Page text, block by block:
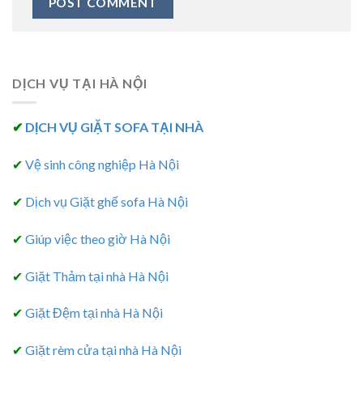
DỊCH VỤ TẠI HÀ NỘI
✔ DỊCH VỤ GIẶT SOFA TẠI NHÀ
✔ Vệ sinh công nghiệp Hà Nội
✔ Dịch vụ Giặt ghế sofa Hà Nội
✔ Giúp việc theo giờ Hà Nội
✔ Giặt Thảm tại nhà Hà Nội
✔ Giặt Đệm tại nhà Hà Nội
✔ Giặt rèm cửa tại nhà Hà Nội